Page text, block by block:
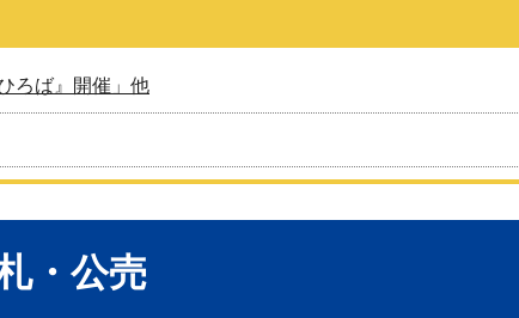
ろば』開催」他
・公売